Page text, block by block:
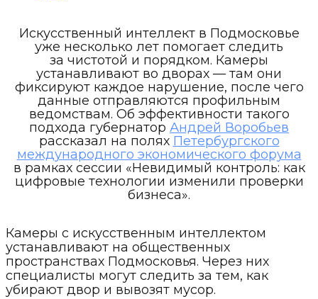
Искусственный интеллект в Подмосковье
уже несколько лет помогает следить
за чистотой и порядком. Камеры
устанавливают во дворах — там они
фиксируют каждое нарушение, после чего
данные отправляются профильным
ведомствам. Об эффективности такого
подхода губернатор Андрей Воробьев
рассказал на полях Петербургского
международного экономического форума
в рамках сессии «Невидимый контроль: как
цифровые технологии изменили проверки
бизнеса».
Камеры с искусственным интеллектом
устанавливают на общественных
пространствах Подмосковья. Через них
специалисты могут следить за тем, как
убирают двор и вывозят мусор.